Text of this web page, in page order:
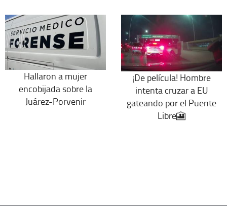
Hallaron a mujer
encobijada sobre la
Juárez-Porvenir
¡De película! Hombre
intenta cruzar a EU
gateando por el Puente
Libre🎦